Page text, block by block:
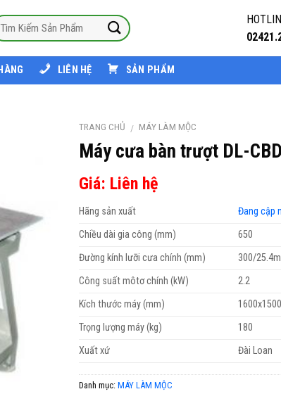
LIÊN HỆ SẢN PHẨM
TRANG CHỦ / MÁY LÀM MỘC
Máy cưa bàn trượt DL-CBD
Giá: Liên hệ
Hãng sản xuất
Đang cập
Chiều dài gia công (mm)
650
Đường kính lưỡi cưa chính (mm)
300/
Công suất môtơ chính (kW)
2.2
Kích thước máy (mm)
Trọng lượng máy (kg)
180
Xuất xứ
Đài Loan
Danh mục: MÁY LÀM MỘC